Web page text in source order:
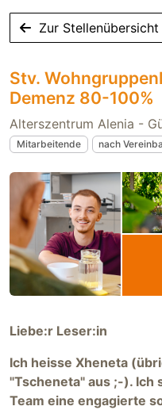
Zur Stellenübersicht
Stv.
Demenz 80-100%
Alterszentrum Alenia -
Mitarbeitende nach
Liebe:r Leser:in
Ich heisse Xheneta
"Tscheneta" aus ;-). Ich
Team eine engagierte